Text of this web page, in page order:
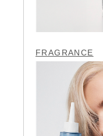
FRAGRANCE